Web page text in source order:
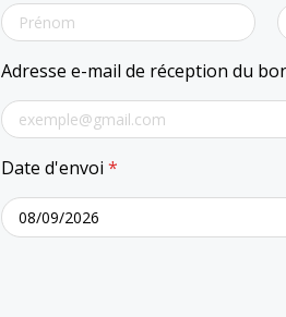
Adresse e-mail de réception du
Date d'envoi *